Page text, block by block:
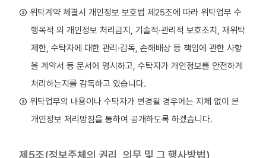
② 위탁계약 체결시 개인정보 보호법 제25조에 따라 위탁업무 수
행목적 외 개인정보 처리금지, 기술적·관리적 보호조치, 재위탁
제한, 수탁자에 대한 관리·감독, 손해배상 등 책임에 관한 사항
을 계약서 등 문서에 명시하고, 수탁자가 개인정보를 안전하게
처리하는지를 감독하고 있습니다.
③ 위탁업무의 내용이나 수탁자가 변경될 경우에는 지체 없이 본
개인정보 처리방침을 통하여 공개하도록 하겠습니다.
제5조(정보주체의 권리, 의무 및 그 행사방법)